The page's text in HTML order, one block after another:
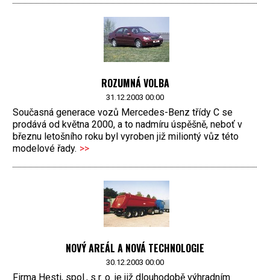
ROZUMNÁ VOLBA
31.12.2003 00:00
Současná generace vozů Mercedes-Benz třídy C se
prodává od května 2000, a to nadmíru úspěšně, neboť v
březnu letošního roku byl vyroben již miliontý vůz této
modelové řady. >>
NOVÝ AREÁL A NOVÁ TECHNOLOGIE
30.12.2003 00:00
Firma Hesti, spol., s r. o. je již dlouhodobě výhradním